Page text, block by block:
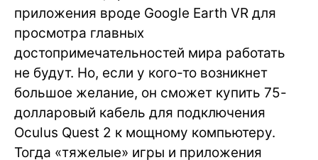
приложения вроде Google Earth VR для
просмотра главных
достопримечательностей мира работать
не будут. Но, если у кого-то возникнет
большое желание, он сможет купить 75-
долларовый кабель для подключения
Oculus Quest 2 к мощному компьютеру.
Тогда «тяжелые» игры и приложения